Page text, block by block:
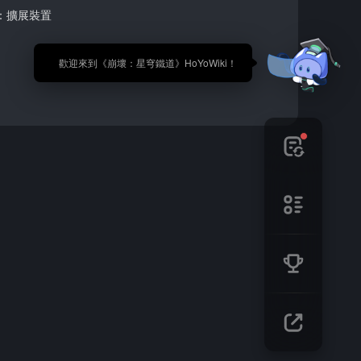
🎉 歡迎來到《崩壞：星穹鐵道》HoYoWiki！
擴展裝置